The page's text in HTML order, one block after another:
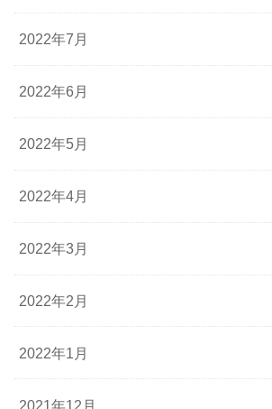
2022年7月
2022年6月
2022年5月
2022年4月
2022年3月
2022年2月
2022年1月
2021年12月